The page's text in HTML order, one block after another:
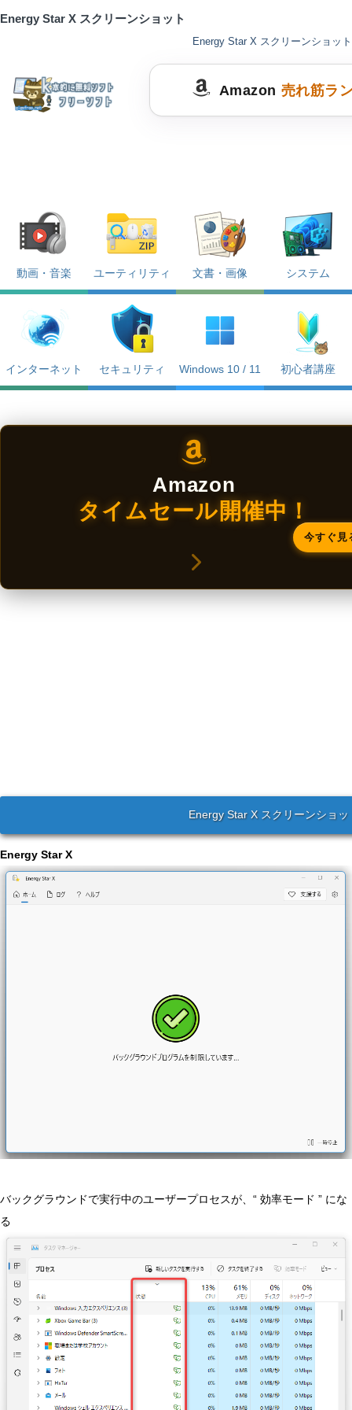
Energy Star X スクリーンショット
Energy Star X スクリーンショット
Amazon 売れ筋ラ
動画・音楽 ユーティリティ 文書・画像 システム
インターネット セキュリティ Windows 10 / 11 初心者講座
Amazon
タイムセール開催中！
今すぐ見
Energy Star X スクリーンショッ
Energy Star X
バックグラウンドで実行中のユーザープロセスが、“ 効率モード ” にな
る